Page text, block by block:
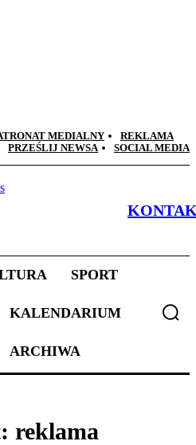
MEDIALNY
REKLAMA
PRZEŚLIJ NEWSA
SOCIAL MEDIA
SPORT
KALENDARIUM
ARCHIWA
reklama